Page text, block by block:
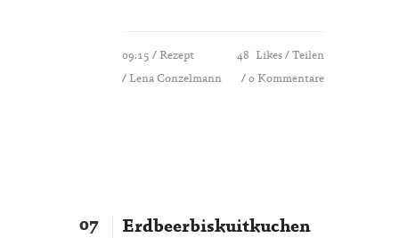
09:15 / Rezept
/ Lena Conzelmann
48 Likes
Teilen
0 Kommentare
07 Erdbeerbiskuitkuchen